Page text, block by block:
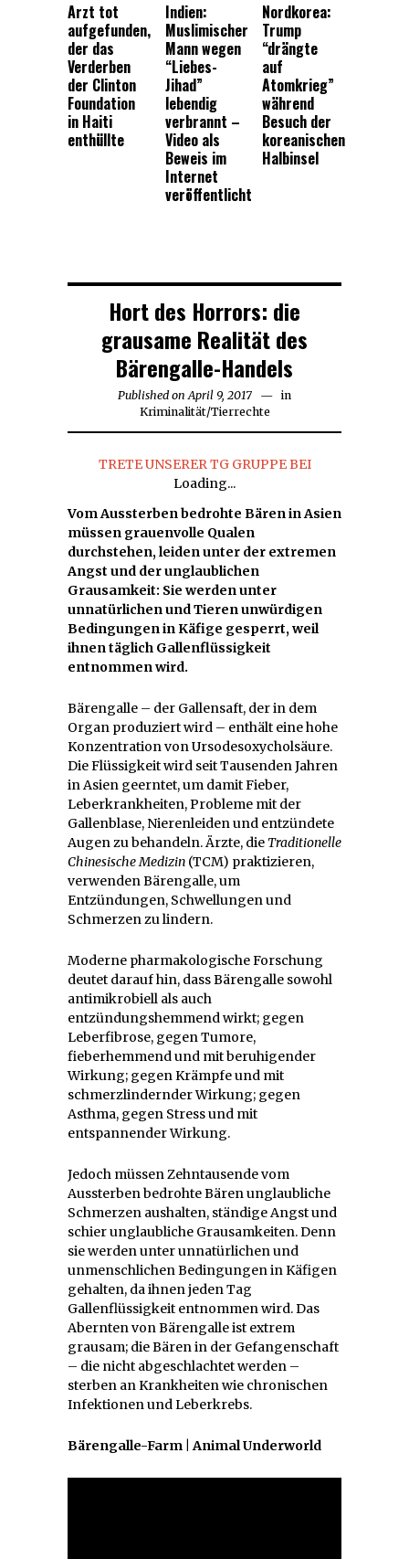
Arzt tot
aufgefunden,
der das
Verderben
der Clinton
Foundation
in Haiti
enthüllte
Indien:
Muslimischer
Mann wegen
“Liebes-
Jihad”
lebendig
verbrannt –
Video als
Beweis im
Internet
veröffentlicht
Nordkorea:
Trump
“drängte
auf
Atomkrieg”
während
Besuch der
koreanischen
Halbinsel
Hort des Horrors: die
grausame Realität des
Bärengalle-Handels
Published on April 9, 2017
in
Kriminalität/Tierrechte
TRETE UNSERER TG GRUPPE BEI
Loading...
Vom Aussterben bedrohte Bären in Asien
müssen grauenvolle Qualen
durchstehen, leiden unter der extremen
Angst und der unglaublichen
Grausamkeit: Sie werden unter
unnatürlichen und Tieren unwürdigen
Bedingungen in Käfige gesperrt, weil
ihnen täglich Gallenflüssigkeit
entnommen wird.
Bärengalle – der Gallensaft, der in dem
Organ produziert wird – enthält eine hohe
Konzentration von Ursodesoxycholsäure.
Die Flüssigkeit wird seit Tausenden Jahren
in Asien geerntet, um damit Fieber,
Leberkrankheiten, Probleme mit der
Gallenblase, Nierenleiden und entzündete
Augen zu behandeln. Ärzte, die Traditionelle
Chinesische Medizin (TCM) praktizieren,
verwenden Bärengalle, um
Entzündungen, Schwellungen und
Schmerzen zu lindern.
Moderne pharmakologische Forschung
deutet darauf hin, dass Bärengalle sowohl
antimikrobiell als auch
entzündungshemmend wirkt; gegen
Leberfibrose, gegen Tumore,
fieberhemmend und mit beruhigender
Wirkung; gegen Krämpfe und mit
schmerzlindernder Wirkung; gegen
Asthma, gegen Stress und mit
entspannender Wirkung.
Jedoch müssen Zehntausende vom
Aussterben bedrohte Bären unglaubliche
Schmerzen aushalten, ständige Angst und
schier unglaubliche Grausamkeiten. Denn
sie werden unter unnatürlichen und
unmenschlichen Bedingungen in Käfigen
gehalten, da ihnen jeden Tag
Gallenflüssigkeit entnommen wird. Das
Abernten von Bärengalle ist extrem
grausam; die Bären in der Gefangenschaft
– die nicht abgeschlachtet werden –
sterben an Krankheiten wie chronischen
Infektionen und Leberkrebs.
Bärengalle-Farm | Animal Underworld